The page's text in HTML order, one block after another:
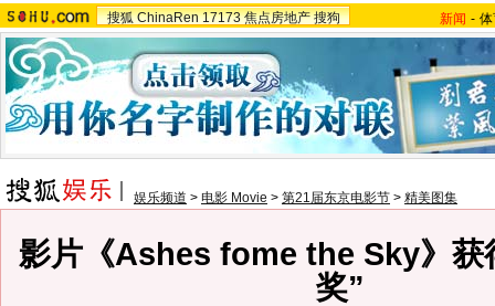
搜狐 ChinaRen 17173 焦点房地产 搜狗 新闻 -
娱乐频道 > 电影 Movie > 第21届东京电影节 > 精美图集
影片《Ashes fome the Sky》获
奖”